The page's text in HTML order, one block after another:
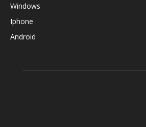
Windows
Iphone
Android